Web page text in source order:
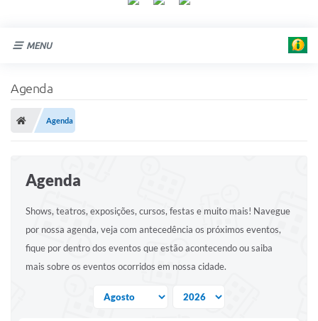
MENU
Portal de Serviços
Ônibus
Consultar Processos
Contas Públicas
Contratos
Declaração de Rendimentos
Agenda
Agenda
Agenda
Shows, teatros, exposições, cursos, festas e muito mais! Navegue
por nossa agenda, veja com antecedência os próximos eventos,
fique por dentro dos eventos que estão acontecendo ou saiba
mais sobre os eventos ocorridos em nossa cidade.